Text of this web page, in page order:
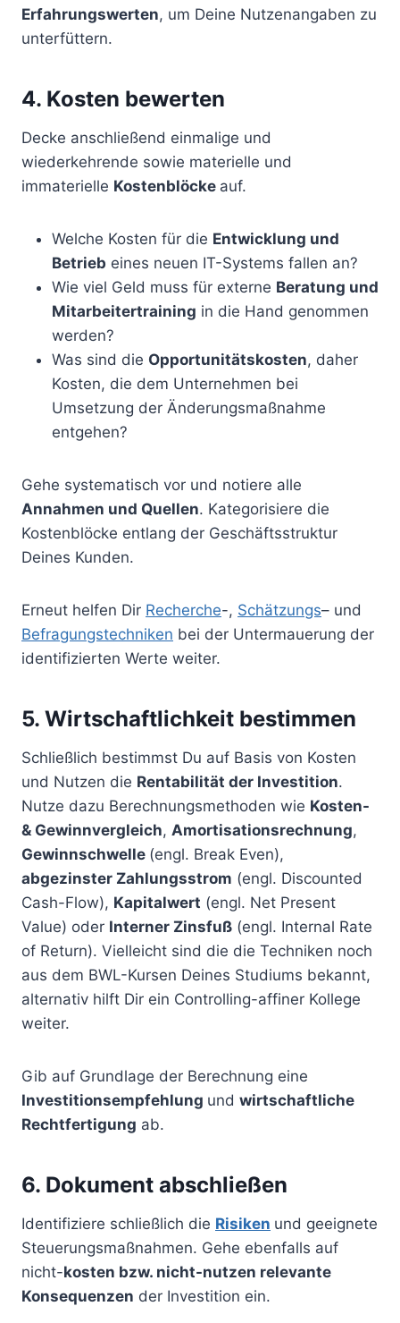
Erfahrungswerten, um Deine Nutzenangaben zu
unterfüttern.
4. Kosten bewerten
Decke anschließend einmalige und
wiederkehrende sowie materielle und
immaterielle Kostenblöcke auf.
Welche Kosten für die Entwicklung und
Betrieb eines neuen IT-Systems fallen an?
Wie viel Geld muss für externe Beratung und
Mitarbeitertraining in die Hand genommen
werden?
Was sind die Opportunitätskosten, daher
Kosten, die dem Unternehmen bei
Umsetzung der Änderungsmaßnahme
entgehen?
Gehe systematisch vor und notiere alle
Annahmen und Quellen. Kategorisiere die
Kostenblöcke entlang der Geschäftsstruktur
Deines Kunden.
Erneut helfen Dir Recherche-, Schätzungs– und
Befragungstechniken bei der Untermauerung der
identifizierten Werte weiter.
5. Wirtschaftlichkeit bestimmen
Schließlich bestimmst Du auf Basis von Kosten
und Nutzen die Rentabilität der Investition.
Nutze dazu Berechnungsmethoden wie Kosten-
& Gewinnvergleich, Amortisationsrechnung,
Gewinnschwelle (engl. Break Even),
abgezinster Zahlungsstrom (engl. Discounted
Cash-Flow), Kapitalwert (engl. Net Present
Value) oder Interner Zinsfuß (engl. Internal Rate
of Return). Vielleicht sind die die Techniken noch
aus dem BWL-Kursen Deines Studiums bekannt,
alternativ hilft Dir ein Controlling-affiner Kollege
weiter.
Gib auf Grundlage der Berechnung eine
Investitionsempfehlung und wirtschaftliche
Rechtfertigung ab.
6. Dokument abschließen
Identifiziere schließlich die Risiken und geeignete
Steuerungsmaßnahmen. Gehe ebenfalls auf
nicht-kosten bzw. nicht-nutzen relevante
Konsequenzen der Investition ein.